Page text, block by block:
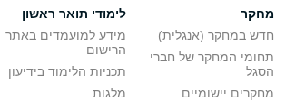
מחקר
חדש במחקר (אנגלית)
תחומי המחקר של חברי
הסגל
מחקרים יישומיים
לימודי תואר ראשון
מידע למועמדים באתר
הרישום
תכניות הלימוד בידיעון
מלגות